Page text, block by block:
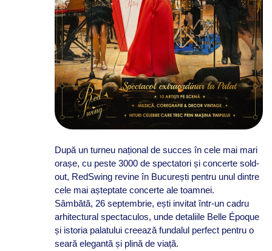
După un turneu național de succes în cele mai mari
orașe, cu peste 3000 de spectatori și concerte sold-
out, RedSwing revine în București pentru unul dintre
cele mai așteptate concerte ale toamnei.
Sâmbătă, 26 septembrie, ești invitat într-un cadru
arhitectural spectaculos, unde detaliile Belle Époque
și istoria palatului creează fundalul perfect pentru o
seară elegantă și plină de viață.